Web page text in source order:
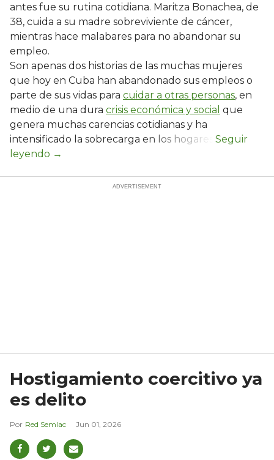
antes fue su rutina cotidiana. Maritza Bonachea, de
38, cuida a su madre sobreviviente de cáncer,
mientras hace malabares para no abandonar su
empleo.
Son apenas dos historias de las muchas mujeres
que hoy en Cuba han abandonado sus empleos o
parte de sus vidas para cuidar a otras personas, en
medio de una dura crisis económica y social que
genera muchas carencias cotidianas y ha
intensificado la sobrecarga en los hogares.
Hostigamiento coercitivo ya
es delito
Red Semlac Jun 01, 2026